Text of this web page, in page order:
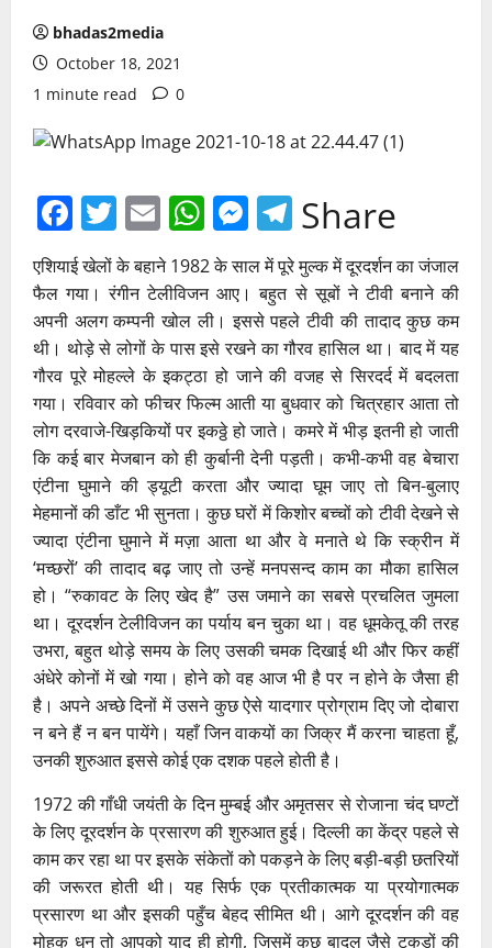
bhadas2media
October 18, 2021
1 minute read
0
Facebook
Twitter
EmailWhatsApp
Messenger
Telegram
Share
एशियाई खेलों के बहाने 1982 के साल में पूरे मुल्क में दूरदर्शन का जंजाल
फैल गया। रंगीन टेलीविजन आए। बहुत से सूबों ने टीवी बनाने की
अपनी अलग कम्पनी खोल ली। इससे पहले टीवी की तादाद कुछ कम
थी। थोड़े से लोगों के पास इसे रखने का गौरव हासिल था। बाद में यह
गौरव पूरे मोहल्ले के इकट्ठा हो जाने की वजह से सिरदर्द में बदलता
गया। रविवार को फीचर फिल्म आती या बुधवार को चित्रहार आता तो
लोग दरवाजे-खिड़कियों पर इकठ्ठे हो जाते। कमरे में भीड़ इतनी हो जाती
कि कई बार मेजबान को ही कुर्बानी देनी पड़ती। कभी-कभी वह बेचारा
एंटीना घुमाने की ड्यूटी करता और ज्यादा घूम जाए तो बिन-बुलाए
मेहमानों की डाँट भी सुनता। कुछ घरों में किशोर बच्चों को टीवी देखने से
ज्यादा एंटीना घुमाने में मज़ा आता था और वे मनाते थे कि स्क्रीन में
‘मच्छरों’ की तादाद बढ़ जाए तो उन्हें मनपसन्द काम का मौका हासिल
हो। “रुकावट के लिए खेद है” उस जमाने का सबसे प्रचलित जुमला
था। दूरदर्शन टेलीविजन का पर्याय बन चुका था। वह धूमकेतू की तरह
उभरा, बहुत थोड़े समय के लिए उसकी चमक दिखाई थी और फिर कहीं
अंधेरे कोनों में खो गया। होने को वह आज भी है पर न होने के जैसा ही
है। अपने अच्छे दिनों में उसने कुछ ऐसे यादगार प्रोग्राम दिए जो दोबारा
न बने हैं न बन पायेंगे। यहाँ जिन वाकयों का जिक्र मैं करना चाहता हूँ,
उनकी शुरुआत इससे कोई एक दशक पहले होती है।
1972 की गाँधी जयंती के दिन मुम्बई और अमृतसर से रोजाना चंद घण्टों
के लिए दूरदर्शन के प्रसारण की शुरुआत हुई। दिल्ली का केंद्र पहले से
काम कर रहा था पर इसके संकेतों को पकड़ने के लिए बड़ी-बड़ी छतरियों
की जरूरत होती थी। यह सिर्फ एक प्रतीकात्मक या प्रयोगात्मक
प्रसारण था और इसकी पहुँच बेहद सीमित थी। आगे दूरदर्शन की वह
मोहक धुन तो आपको याद ही होगी, जिसमें कुछ बादल जैसे टुकड़ों की